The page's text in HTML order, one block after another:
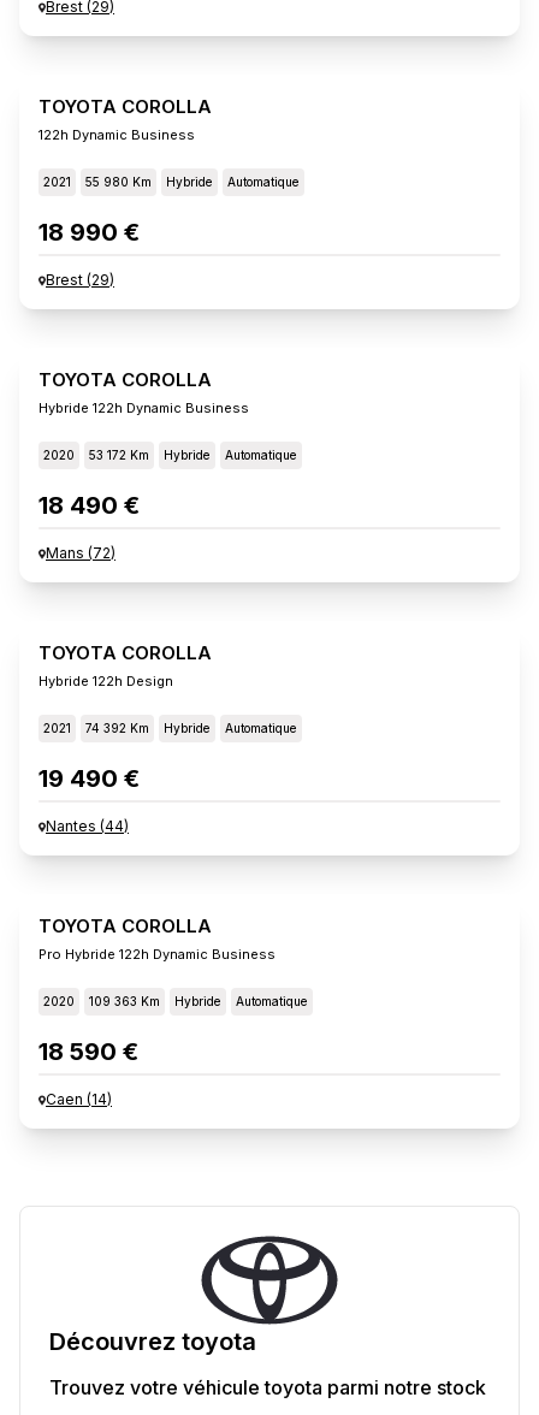
Brest (29)
TOYOTA COROLLA
122h Dynamic Business
2021 55 980 Km Hybride Automatique
18 990 €
Brest (29)
TOYOTA COROLLA
Hybride 122h Dynamic Business
2020 53 172 Km Hybride Automatique
18 490 €
Mans (72)
TOYOTA COROLLA
Hybride 122h Design
2021 74 392 Km Hybride Automatique
19 490 €
Nantes (44)
TOYOTA COROLLA
Pro Hybride 122h Dynamic Business
2020 109 363 Km Hybride Automatique
18 590 €
Caen (14)
Découvrez toyota
Trouvez votre véhiculetoyota parmi notre stock